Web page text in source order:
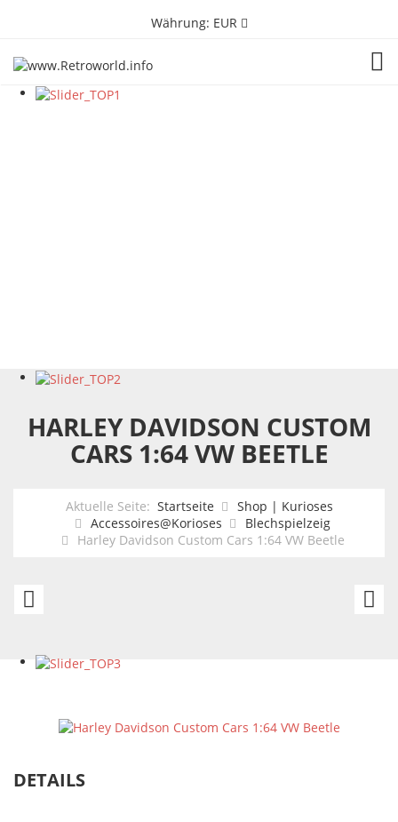
Währung: EUR
HARLEY DAVIDSON CUSTOM
CARS 1:64 VW BEETLE
Aktuelle Seite: Startseite
Shop | Kurioses
Accessoires@Korioses
Blechspielzeig
Harley Davidson Custom Cars 1:64 VW Beetle
Custom
FORD
1936
DETAILS